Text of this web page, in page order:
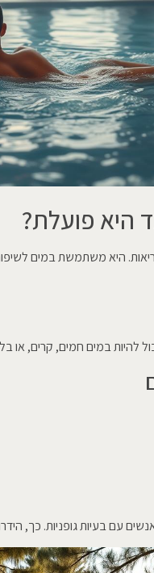
היא פועלת?
היא משתמשת במים
להיות במים חמים, קרים, או
עם בעיות גופניות. כך,